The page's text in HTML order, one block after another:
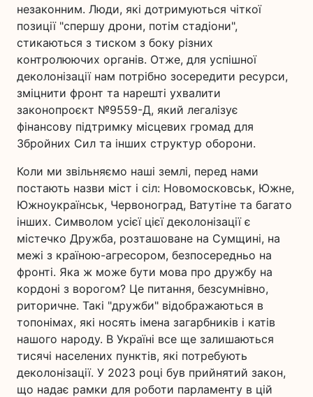
незаконним. Люди, які дотримуються чіткої
позиції "спершу дрони, потім стадіони",
стикаються з тиском з боку різних
контролюючих органів. Отже, для успішної
деколонізації нам потрібно зосередити ресурси,
зміцнити фронт та нарешті ухвалити
законопроєкт №9559-Д, який легалізує
фінансову підтримку місцевих громад для
Збройних Сил та інших структур оборони.
Коли ми звільняємо наші землі, перед нами
постають назви міст і сіл: Новомосковськ, Южне,
Южноукраїнськ, Червоноград, Ватутіне та багато
інших. Символом усієї цієї деколонізації є
містечко Дружба, розташоване на Сумщині, на
межі з країною-агресором, безпосередньо на
фронті. Яка ж може бути мова про дружбу на
кордоні з ворогом? Це питання, безсумнівно,
риторичне. Такі "дружби" відображаються в
топонімах, які носять імена загарбників і катів
нашого народу. В Україні все ще залишаються
тисячі населених пунктів, які потребують
деколонізації. У 2023 році був прийнятий закон,
що надає рамки для роботи парламенту в цій